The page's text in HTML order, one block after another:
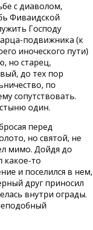
с диаволом,
Фиваидской
Господу
подвижника (к
иноческого пути)
но старец,
до тех пор
по
сопутствовать.
один.
перед
но святой, не
мимо. Дойдя до
какое-то
и поселился в нем,
друг приносил
внутри ограды.